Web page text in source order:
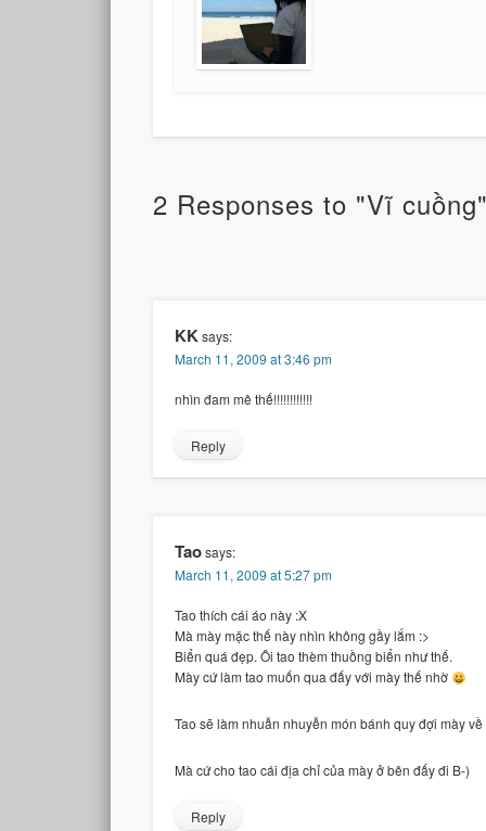
2 Responses to "Vĩ
KKsays:
March 11, 2009 at 3:46 pm
nhìn đam mê thế!!!!!!!!!!!!
Reply
Taosays:
March 11, 2009 at 5:27 pm
Tao thích cái áo này :X
Mà mày mặc thế này nhìn không gầy lắm :>
Biển quá đẹp. Ôi tao thèm thuồng biển như thế.
Mày cứ làm tao muốn qua đấy với mày thế nhờ
Tao sẽ làm nhuẫn nhuyễn món bánh quy đợi mày về
Mà cứ cho tao cái địa chỉ của mày ở bên đấy đi B-)
Reply